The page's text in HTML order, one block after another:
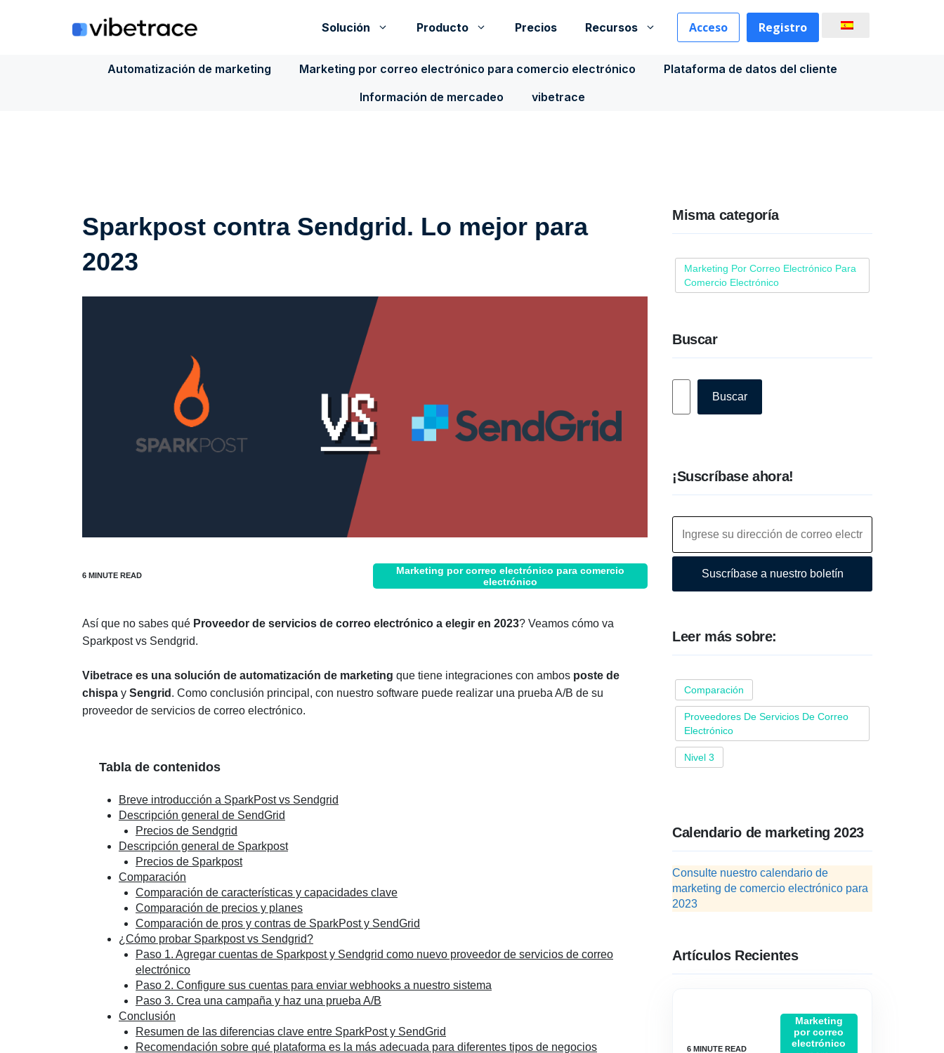
Solución Producto Precios Recursos Acceso Registro
Automatización de marketing Marketing por correo electrónico para comercio electrónico
Plataforma de datos del cliente
Información de mercadeo
vibetrace
Sparkpost contra Sendgrid. Lo mejor para
2023
Marketing por correo electrónico para comercio
electrónico
Así que no sabes qué Proveedor de servicios de correo electrónico a elegir en 2023? Veamos cómo va
Sparkpost vs Sendgrid.
Vibetrace es una solución de automatización de marketing que tiene integraciones con ambos poste de
chispa y Sengrid . Como conclusión principal, con nuestro software puede realizar una prueba A/B de su
proveedor de servicios de correo electrónico.
Tabla de contenidos
Breve introducción a SparkPost vs Sendgrid
Descripción general de SendGrid
Precios de Sendgrid
Descripción general de Sparkpost
Precios de Sparkpost
Comparación
Comparación de características y capacidades clave
Comparación de precios y planes
Comparación de pros y contras de SparkPost y SendGrid
¿Cómo probar Sparkpost vs Sendgrid?
Paso 1. Agregar cuentas de Sparkpost y Sendgrid como nuevo proveedor de servicios de correo
electrónico
Paso 2. Configure sus cuentas para enviar webhooks a nuestro sistema
Paso 3. Crea una campaña y haz una prueba A/B
Conclusión
Resumen de las diferencias clave entre SparkPost y SendGrid
Recomendación sobre qué plataforma es la más adecuada para diferentes tipos de negocios
Misma categoría
Marketing Por Correo Electrónico Para
Comercio Electrónico
Buscar
Buscar
¡Suscríbase ahora!
Suscríbase a nuestro boletín
Leer más sobre:
Comparación
Proveedores De Servicios De Correo
Electrónico
Nivel 3
Calendario de marketing 2023
Consulte nuestro calendario de
marketing de comercio electrónico para
2023
Artículos Recientes
Marketing
por correo
electrónico